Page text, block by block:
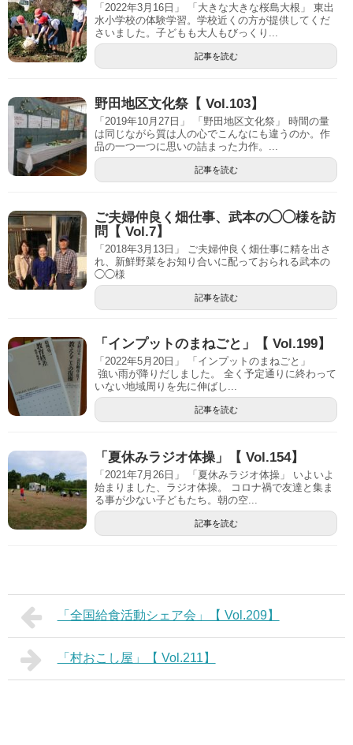
「2022年3月16日」 「大きな大きな桜島大根」 東出
水小学校の体験学習。学校近くの方が提供してくだ
さいました。子どもも大人もびっくり...
記事を読む
野田地区文化祭【 Vol.103】
「2019年10月27日」 「野田地区文化祭」 時間の量
は同じながら質は人の心でこんなにも違うのか。作
品の一つ一つに思いの詰まった力作。...
記事を読む
ご夫婦仲良く畑仕事、武本の◯◯様を訪
問【 Vol.7】
「2018年3月13日」 ご夫婦仲良く畑仕事に精を出さ
れ、新鮮野菜をお知り合いに配っておられる武本の
◯◯様
記事を読む
「インプットのまねごと」【 Vol.199】
「2022年5月20日」 「インプットのまねごと」
強い雨が降りだしました。 全く予定通りに終わって
いない地域周りを先に伸ばし...
記事を読む
「夏休みラジオ体操」【 Vol.154】
「2021年7月26日」 「夏休みラジオ体操」 いよいよ
始まりました、ラジオ体操。 コロナ禍で友達と集ま
る事が少ない子どもたち。朝の空...
記事を読む
「全国給食活動シェア会」【 Vol.209】
「村おこし屋」【 Vol.211】